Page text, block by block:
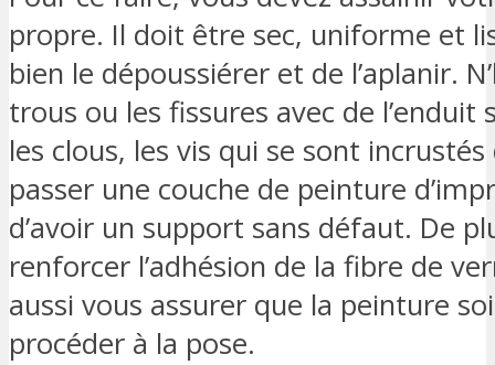
propre. Il doit être sec, uniforme et
bien le dépoussiérer et de l’aplanir.
trous ou les fissures avec de l’enduit
les clous, les vis qui se sont
passer une couche de peinture
d’avoir un support sans défaut. De
renforcer l’adhésion de la fibre de
aussi vous assurer que la peinture
procéder à la pose.